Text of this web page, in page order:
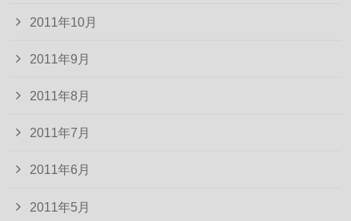
2011年10月
2011年9月
2011年8月
2011年7月
2011年6月
2011年5月